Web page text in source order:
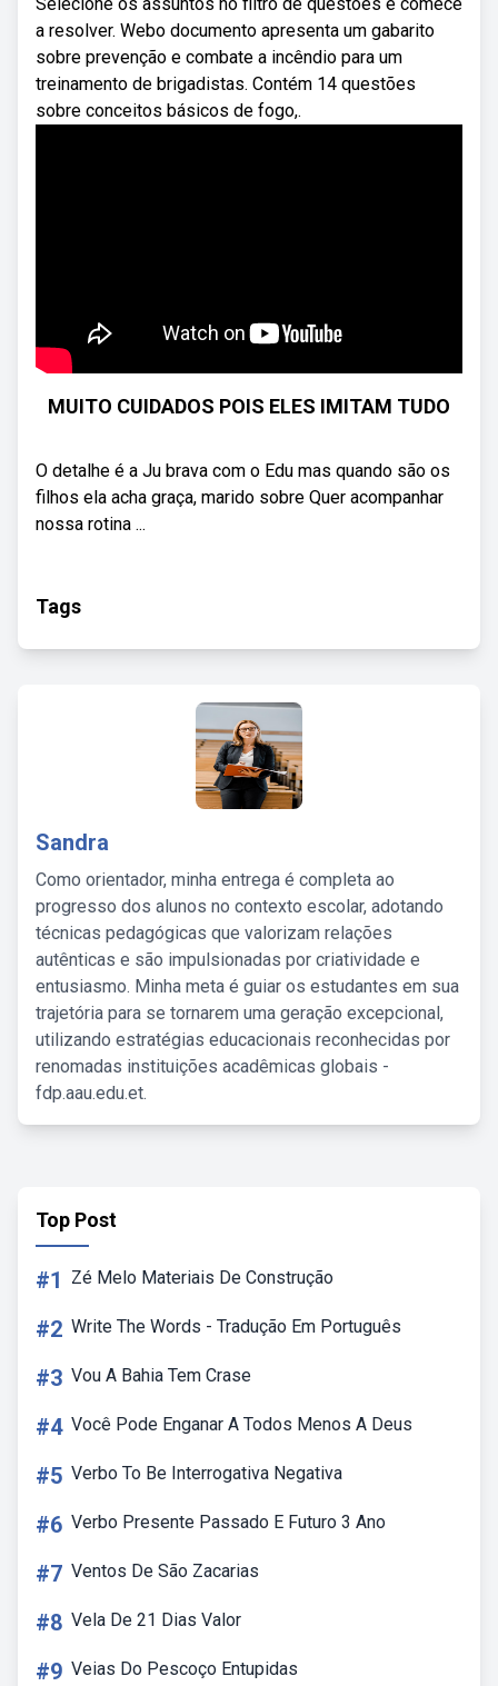
a resolver. Webo documento apresenta um gabarito
sobre prevenção e combate a incêndio para um
treinamento de brigadistas. Contém 14 questões
sobre conceitos básicos de fogo,.
MUITO CUIDADOS POIS ELES IMITAM TUDO
O detalhe é a Ju brava com o Edu mas quando são os
filhos ela acha graça, marido sobre Quer acompanhar
nossa rotina ...
Tags
Sandra
Como orientador, minha entrega é completa ao
progresso dos alunos no contexto escolar, adotando
técnicas pedagógicas que valorizam relações
autênticas e são impulsionadas por criatividade e
entusiasmo. Minha meta é guiar os estudantes em sua
trajetória para se tornarem uma geração excepcional,
utilizando estratégias educacionais reconhecidas por
renomadas instituições acadêmicas globais -
fdp.aau.edu.et.
Top Post
#1 Zé Melo Materiais De Construção
#2 Write The Words - Tradução Em Português
#3 Vou A Bahia Tem Crase
#4 Você Pode Enganar A Todos Menos A Deus
#5 Verbo To Be Interrogativa Negativa
#6 Verbo Presente Passado E Futuro 3 Ano
#7 Ventos De São Zacarias
#8 Vela De 21 Dias Valor
#9 Veias Do Pescoço Entupidas